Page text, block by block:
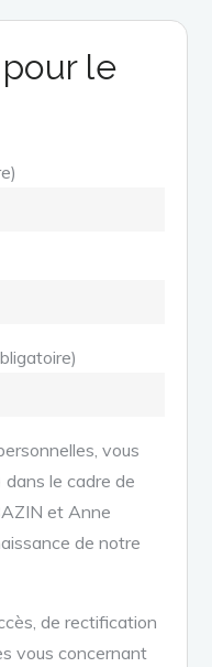
le
vous
le cadre de
et Anne
de notre
de rectification
vous concernant